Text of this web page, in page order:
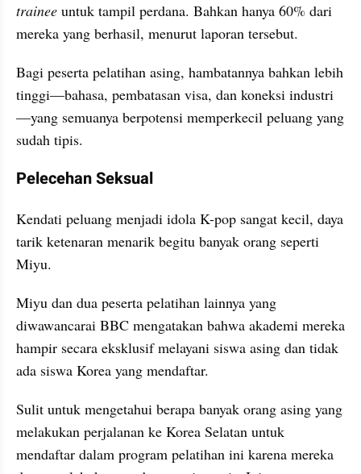
trainee untuk tampil perdana. Bahkan hanya 60% dari
mereka yang berhasil, menurut laporan tersebut.
Bagi peserta pelatihan asing, hambatannya bahkan lebih
tinggi—bahasa, pembatasan visa, dan koneksi industri
—yang semuanya berpotensi memperkecil peluang yang
sudah tipis.
Pelecehan Seksual
Kendati peluang menjadi idola K-pop sangat kecil, daya
tarik ketenaran menarik begitu banyak orang seperti
Miyu.
Miyu dan dua peserta pelatihan lainnya yang
diwawancarai BBC mengatakan bahwa akademi mereka
hampir secara eksklusif melayani siswa asing dan tidak
ada siswa Korea yang mendaftar.
Sulit untuk mengetahui berapa banyak orang asing yang
melakukan perjalanan ke Korea Selatan untuk
mendaftar dalam program pelatihan ini karena mereka